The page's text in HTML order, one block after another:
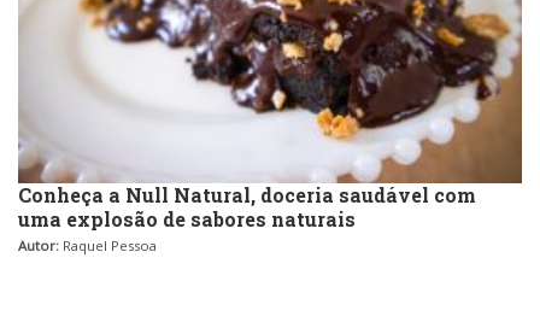
Conheça a Null Natural, doceria saudável com
uma explosão de sabores naturais
Autor: Raquel Pessoa